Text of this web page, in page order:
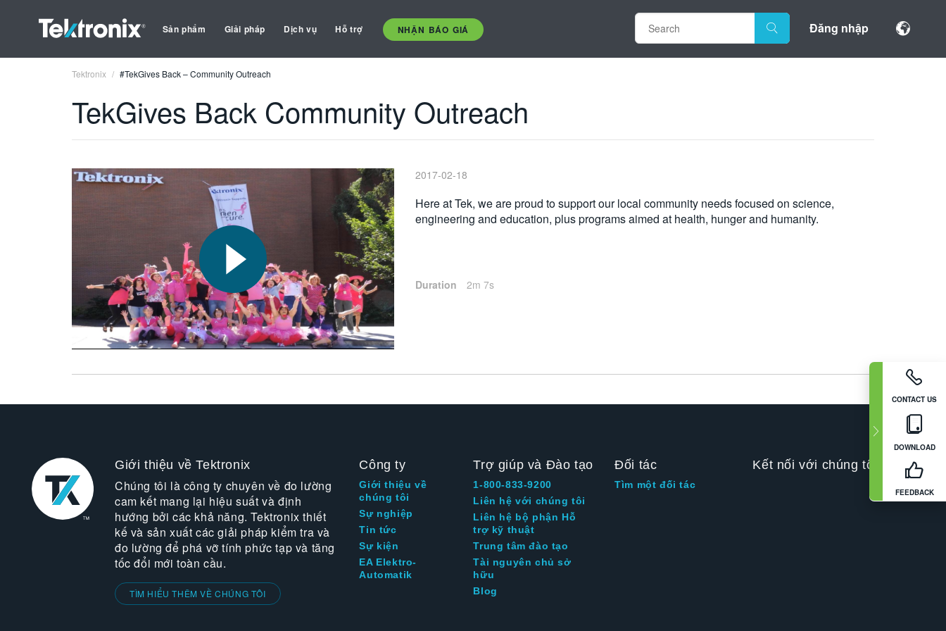
Sản phẩm Giải pháp Dịch vụ Hỗ trợ NHẬN BÁO GIÁ Đăng nhập
CONTACT US
DOWNLOAD
FEEDBACK
Tektronix #TekGives Back – Community Outreach
TekGives Back Community Outreach
2017-02-18
Here at Tek, we are proud to support our local community needs focused on science,
engineering and education, plus programs aimed at health, hunger and humanity.
Duration 2m 7s
Giới thiệu về Tektronix
Chúng tôi là công ty chuyên về đo lường
cam kết mang lại hiệu suất và định
hướng bởi các khả năng. Tektronix thiết
kế và sản xuất các giải pháp kiểm tra và
đo lường để phá vỡ tính phức tạp và tăng
tốc đổi mới toàn cầu.
TÌM HIỂU THÊM VỀ CHÚNG TÔI
Công ty
Giới thiệu về
chúng tôi
Sự nghiệp
Tin tức
Sự kiện
EA Elektro-
Automatik
Trợ giúp và Đào tạo
1-800-833-9200
Liên hệ với chúng tôi
Liên hệ bộ phận Hỗ
trợ kỹ thuật
Trung tâm đào tạo
Tài nguyên chủ sở
hữu
Blog
Đối tác
Tìm một đối tác
Kết nối với chúng tôi